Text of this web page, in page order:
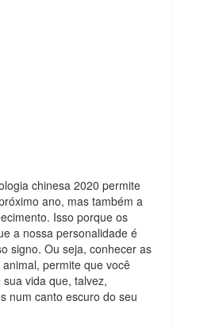
chinesa 2020 permite
ano, mas também a
Isso porque os
a nossa personalidade é
signo. Ou seja, conhecer as
permite que você
vida que, talvez,
num canto escuro do seu